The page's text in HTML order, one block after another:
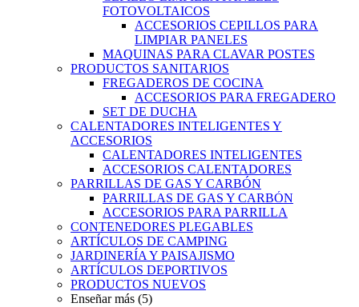
FOTOVOLTAICOS
ACCESORIOS CEPILLOS PARA
LIMPIAR PANELES
MAQUINAS PARA CLAVAR POSTES
PRODUCTOS SANITARIOS
FREGADEROS DE COCINA
ACCESORIOS PARA FREGADERO
SET DE DUCHA
CALENTADORES INTELIGENTES Y
ACCESORIOS
CALENTADORES INTELIGENTES
ACCESORIOS CALENTADORES
PARRILLAS DE GAS Y CARBÓN
PARRILLAS DE GAS Y CARBÓN
ACCESORIOS PARA PARRILLA
CONTENEDORES PLEGABLES
ARTÍCULOS DE CAMPING
JARDINERÍA Y PAISAJISMO
ARTÍCULOS DEPORTIVOS
PRODUCTOS NUEVOS
Enseñar más (5)